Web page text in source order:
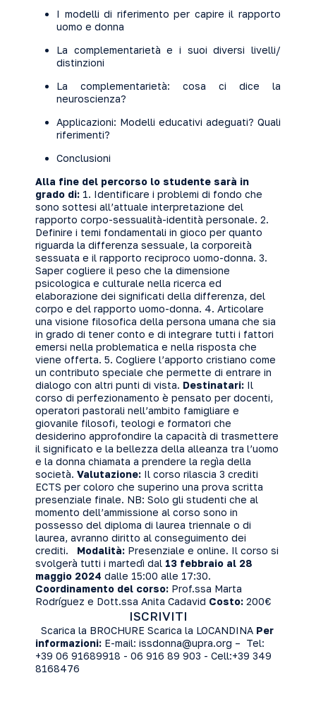
I modelli di riferimento per capire il rapporto
uomo e donna
La complementarietà e i suoi diversi livelli/
distinzioni
La complementarietà: cosa ci dice la
neuroscienza?
Applicazioni: Modelli educativi adeguati? Quali
riferimenti?
Conclusioni
Alla fine del percorso lo studente sarà in
grado di: 1. Identificare i problemi di fondo che
sono sottesi all’attuale interpretazione del
rapporto corpo-sessualità-identità personale. 2.
Definire i temi fondamentali in gioco per quanto
riguarda la differenza sessuale, la corporeità
sessuata e il rapporto reciproco uomo-donna. 3.
Saper cogliere il peso che la dimensione
psicologica e culturale nella ricerca ed
elaborazione dei significati della differenza, del
corpo e del rapporto uomo-donna. 4. Articolare
una visione filosofica della persona umana che sia
in grado di tener conto e di integrare tutti i fattori
emersi nella problematica e nella risposta che
viene offerta. 5. Cogliere l’apporto cristiano come
un contributo speciale che permette di entrare in
dialogo con altri punti di vista. Destinatari: Il
corso di perfezionamento è pensato per docenti,
operatori pastorali nell’ambito famigliare e
giovanile filosofi, teologi e formatori che
desiderino approfondire la capacità di trasmettere
il significato e la bellezza della alleanza tra l’uomo
e la donna chiamata a prendere la regìa della
società. Valutazione: Il corso rilascia 3 crediti
ECTS per coloro che superino una prova scritta
presenziale finale. NB: Solo gli studenti che al
momento dell’ammissione al corso sono in
possesso del diploma di laurea triennale o di
laurea, avranno diritto al conseguimento dei
crediti. Modalità: Presenziale e online. Il corso si
svolgerà tutti i martedì dal 13 febbraio al 28
maggio 2024 dalle 15:00 alle 17:30.
Coordinamento del corso: Prof.ssa Marta
Rodríguez e Dott.ssa Anita Cadavid Costo: 200€
ISCRIVITI
Scarica la BROCHURE Scarica la LOCANDINA Per
informazioni: E-mail: issdonna@upra.org – Tel:
+39 06 91689918 - 06 916 89 903 - Cell:+39 349
8168476